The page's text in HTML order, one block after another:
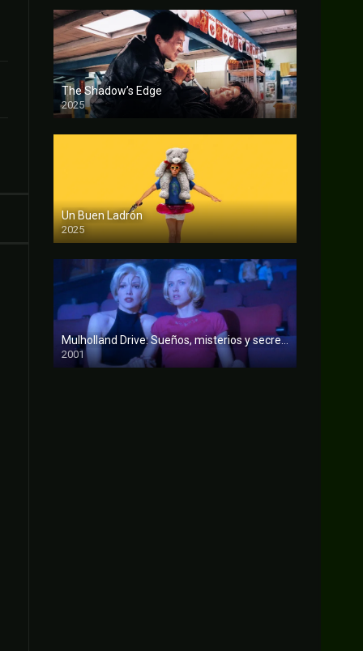
The Shadow’s Edge
2025
FULL HD
Un Buen Ladrón
2025
FULL HD
Mulholland Drive: Sueños, misterios y secretos
2001
FULL HD